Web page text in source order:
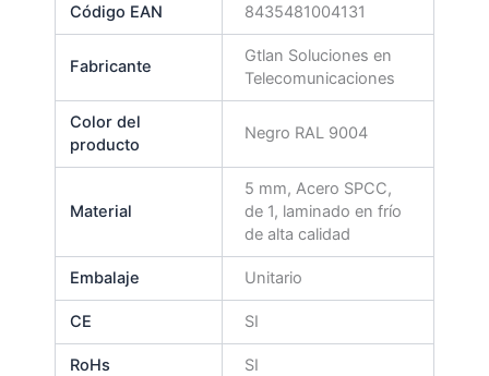
Código EAN 8435481004131
Fabricante
Gtlan Soluciones en
Telecomunicaciones
Color del
producto
Negro RAL 9004
Material
5 mm, Acero SPCC,
de 1, laminado en frío
de alta calidad
Embalaje Unitario
CE SI
RoHs SI